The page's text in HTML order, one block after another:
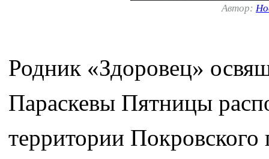
Автор:
Родник «Здоровец»
Параскевы Пятницы
территории